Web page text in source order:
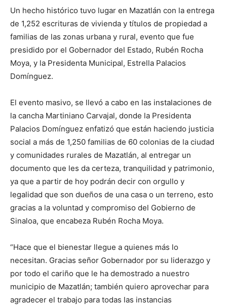
Un hecho histórico tuvo lugar en Mazatlán con la entrega
de 1,252 escrituras de vivienda y títulos de propiedad a
familias de las zonas urbana y rural, evento que fue
presidido por el Gobernador del Estado, Rubén Rocha
Moya, y la Presidenta Municipal, Estrella Palacios
Domínguez.
El evento masivo, se llevó a cabo en las instalaciones de
la cancha Martiniano Carvajal, donde la Presidenta
Palacios Domínguez enfatizó que están haciendo justicia
social a más de 1,250 familias de 60 colonias de la ciudad
y comunidades rurales de Mazatlán, al entregar un
documento que les da certeza, tranquilidad y patrimonio,
ya que a partir de hoy podrán decir con orgullo y
legalidad que son dueños de una casa o un terreno, esto
gracias a la voluntad y compromiso del Gobierno de
Sinaloa, que encabeza Rubén Rocha Moya.
“Hace que el bienestar llegue a quienes más lo
necesitan. Gracias señor Gobernador por su liderazgo y
por todo el cariño que le ha demostrado a nuestro
municipio de Mazatlán; también quiero aprovechar para
agradecer el trabajo para todas las instancias